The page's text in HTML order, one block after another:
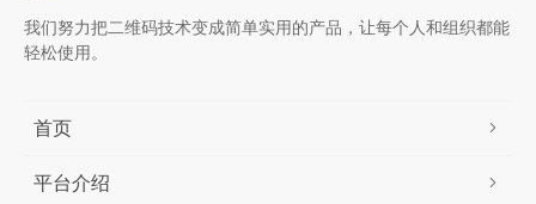
我们努力把二维码技术变成简单实用的产品，让每个人和组织都能
轻松使用。
首页
平台介绍